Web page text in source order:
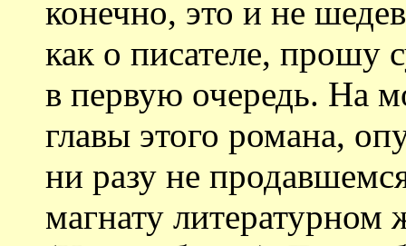
конечно, это и не
как о писателе, прошу
в первую очередь. На
главы этого романа,
ни разу не
магнату